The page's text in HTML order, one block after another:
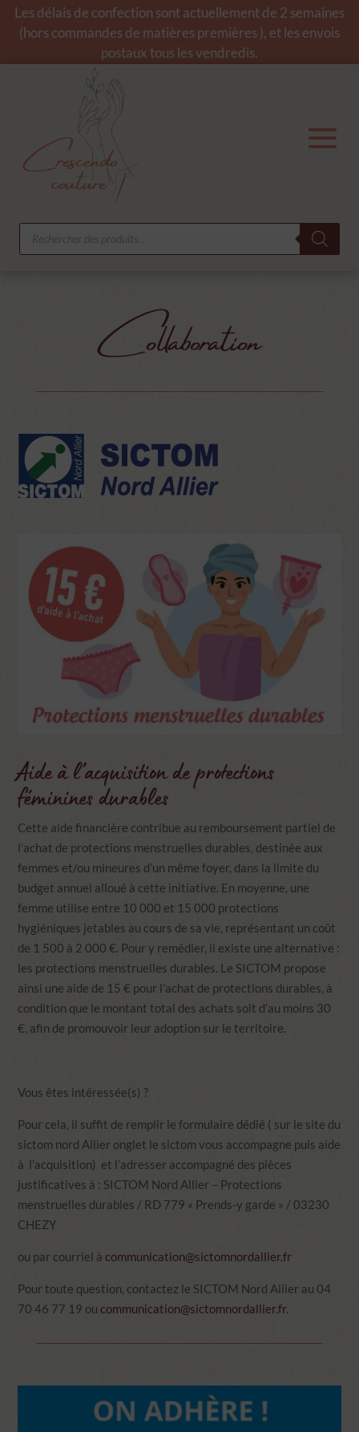
Les délais de confection sont actuellement de 2 semaines
(hors commandes de matières premières ), et les envois
postaux tous les vendredis.
Recherche
produits
Collaboration
Aide à l’acquisition de protections
féminines durables
Cette aide financière contribue au remboursement partiel de
l’achat de protections menstruelles durables, destinée aux
femmes et/ou mineures d’un même foyer, dans la limite du
budget annuel alloué à cette initiative. En moyenne, une
femme utilise entre 10 000 et 15 000 protections
hygiéniques jetables au cours de sa vie, représentant un coût
de 1 500 à 2 000 €. Pour y remédier, il existe une alternative :
les protections menstruelles durables. Le SICTOM propose
ainsi une aide de 15 € pour l’achat de protections durables, à
condition que le montant total des achats soit d’au moins 30
€, afin de promouvoir leur adoption sur le territoire.
Vous êtes intéressée(s) ?
Pour cela, il suffit de remplir le formulaire dédié ( sur le site du
sictom nord Allier onglet le sictom vous accompagne puis aide
à l’acquisition) et l’adresser accompagné des pièces
justificatives à : SICTOM Nord Allier – Protections
menstruelles durables / RD 779 « Prends-y garde » / 03230
CHEZY
ou par courriel à communication@sictomnordallier.fr
Pour toute question, contactez le SICTOM Nord Allier au 04
70 46 77 19 ou communication@sictomnordallier.fr.